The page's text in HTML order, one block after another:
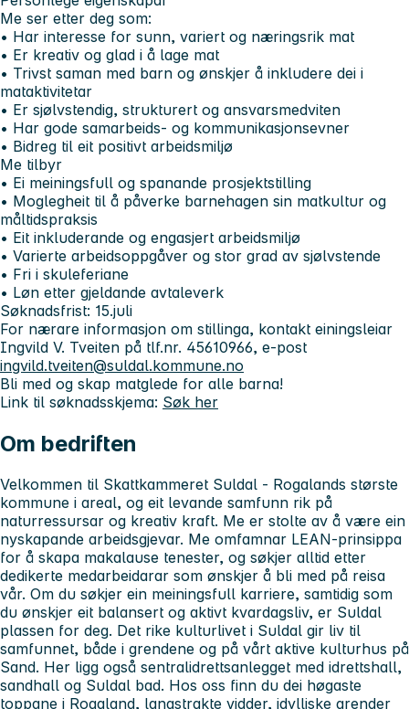
Me ser etter deg som:
• Har interesse for sunn, variert og næringsrik mat
• Er kreativ og glad i å lage mat
• Trivst saman med barn og ønskjer å inkludere dei i
mataktivitetar
• Er sjølvstendig, strukturert og ansvarsmedviten
• Har gode samarbeids- og kommunikasjonsevner
• Bidreg til eit positivt arbeidsmiljø
Me tilbyr
• Ei meiningsfull og spanande prosjektstilling
• Moglegheit til å påverke barnehagen sin matkultur og
måltidspraksis
• Eit inkluderande og engasjert arbeidsmiljø
• Varierte arbeidsoppgåver og stor grad av sjølvstende
• Fri i skuleferiane
• Løn etter gjeldande avtaleverk
Søknadsfrist: 15.juli
For nærare informasjon om stillinga, kontakt einingsleiar
Ingvild V. Tveiten på tlf.nr. 45610966, e-post
ingvild.tveiten@suldal.kommune.no
Bli med og skap matglede for alle barna!
Link til søknadsskjema: Søk her
Om bedriften
Velkommen til Skattkammeret Suldal - Rogalands største
kommune i areal, og eit levande samfunn rik på
naturressursar og kreativ kraft. Me er stolte av å være ein
nyskapande arbeidsgjevar. Me omfamnar LEAN-prinsippa
for å skapa makalause tenester, og søkjer alltid etter
dedikerte medarbeidarar som ønskjer å bli med på reisa
vår. Om du søkjer ein meiningsfull karriere, samtidig som
du ønskjer eit balansert og aktivt kvardagsliv, er Suldal
plassen for deg. Det rike kulturlivet i Suldal gir liv til
samfunnet, både i grendene og på vårt aktive kulturhus på
Sand. Her ligg også sentralidrettsanlegget med idrettshall,
sandhall og Suldal bad. Hos oss finn du dei høgaste
toppane i Rogaland, langstrakte vidder, idylliske grender